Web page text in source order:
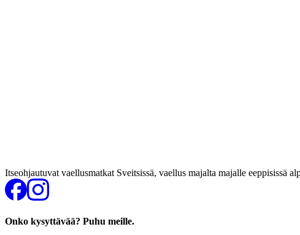
Itseohjautuvat vaellusmatkat Sveitsissä, vaellus majalta majalle eeppisissä
Onko kysyttävää? Puhu meille.